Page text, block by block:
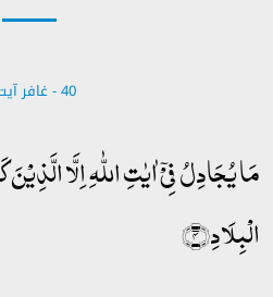
40 - ‎غافر‎ آیت 4
مَا یُجَادِلُ فِیۡۤ اٰیٰتِ اللّٰہِ اِلَّا
الۡبِلَادِ﴿۴﴾